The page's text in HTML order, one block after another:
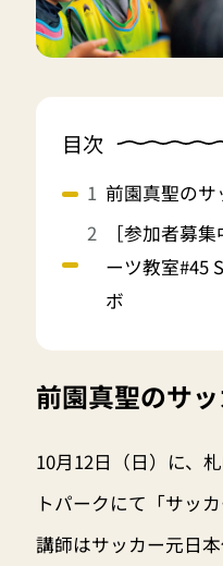
目次
前園真聖のサ
［参加者募
ーツ教室#45
ボ
前園真聖のサ
10月12日（日）に、
トパークにて「サッ
講師はサッカー元日